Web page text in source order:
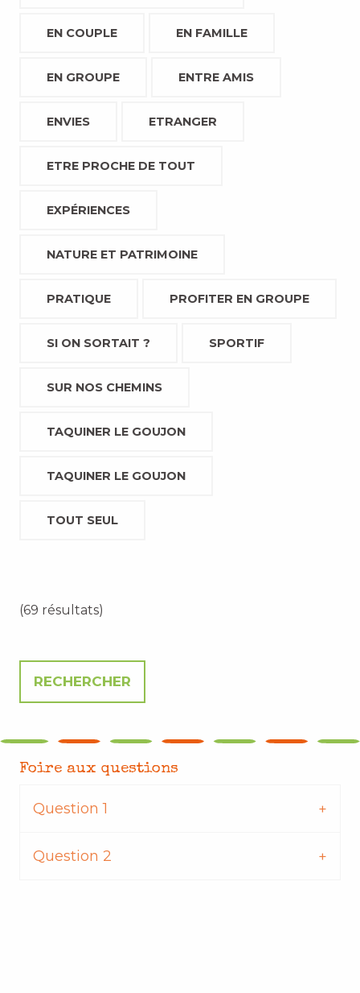
EN COUPLE EN FAMILLE
EN GROUPE ENTRE AMIS
ENVIES ETRANGER
ETRE PROCHE DE TOUT
EXPÉRIENCES
NATURE ET PATRIMOINE
PRATIQUE PROFITER EN GROUPE
SI ON SORTAIT ? SPORTIF
SUR NOS CHEMINS
TAQUINER LE GOUJON
TAQUINER LE GOUJON
TOUT SEUL
(69 résultats)
Foire aux questions
Question 1
Question 2